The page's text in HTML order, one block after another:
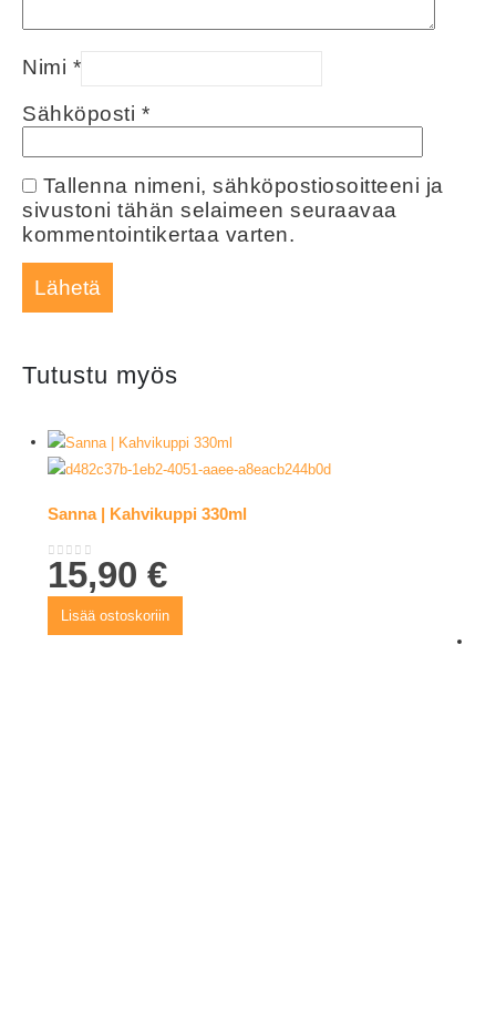
Nimi *
Sähköposti *
Tallenna nimeni, sähköpostiosoitteeni ja
sivustoni tähän selaimeen seuraavaa
kommentointikertaa varten.
Tutustu myös
Sanna | Kahvikuppi 330ml
0out of 5
15,90€
Lisää ostoskoriin